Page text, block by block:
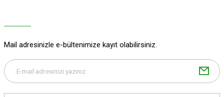
Gönder
Mail adresinizle e-bültenimize kayıt olabilirsiniz.